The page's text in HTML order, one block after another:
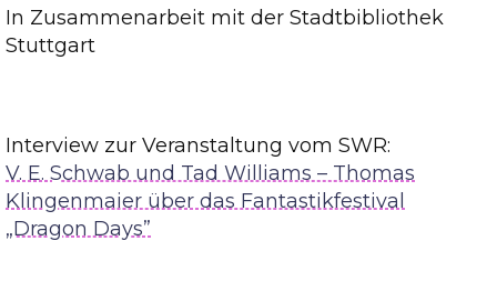
In Zusammenarbeit mit der Stadtbibliothek
Stuttgart
Interview zur Veranstaltung vom SWR:
V. E. Schwab und Tad Williams – Thomas
Klingenmaier über das Fantastikfestival
„Dragon Days”